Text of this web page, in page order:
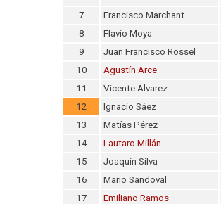
7
Francisco Marchant
8
Flavio Moya
9
Juan Francisco Rossel
10
Agustín Arce
11
Vicente Álvarez
12
Ignacio Sáez
13
Matías Pérez
14
Lautaro Millán
15
Joaquín Silva
16
Mario Sandoval
17
Emiliano Ramos